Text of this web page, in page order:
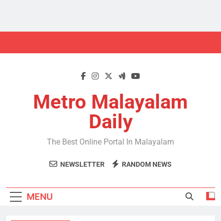
Metro Malayalam
Daily
The Best Online Portal In Malayalam
NEWSLETTER RANDOM NEWS
MENU